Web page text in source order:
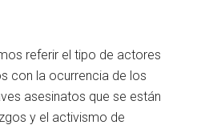
referir el tipo de actores
con la ocurrencia de los
asesinatos que se están
y el activismo de